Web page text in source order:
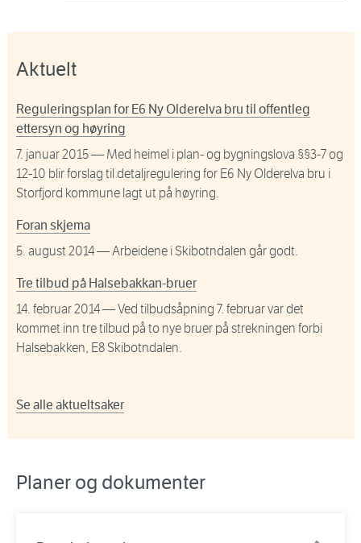
Aktuelt
Reguleringsplan for E6 Ny Olderelva bru til offentleg
ettersyn og høyring
7. januar 2015— Med heimel i plan- og bygningslova §§3-7 og
12-10 blir forslag til detaljregulering for E6 Ny Olderelva bru i
Storfjord kommune lagt ut på høyring.
Foran skjema
5. august 2014— Arbeidene i Skibotndalen går godt.
Tre tilbud på Halsebakkan-bruer
14. februar 2014— Ved tilbudsåpning 7. februar var det
kommet inn tre tilbud på to nye bruer på strekningen forbi
Halsebakken, E8 Skibotndalen.
Se alle aktueltsaker
Planer og dokumenter